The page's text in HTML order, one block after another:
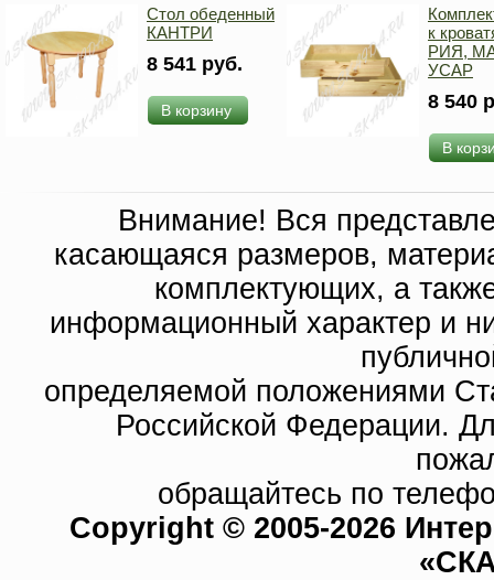
Стол обеденный
КАНТРИ
8 541 руб.
В корзину
к
РИЯ,
УСАР
8 540
В
Внимание! Вся
касающаяся размеров,
комплектующих, а
информационный характер и
определяемой положениями
Российской Федерации.
обращайтесь по
Copyright © 2005-2026